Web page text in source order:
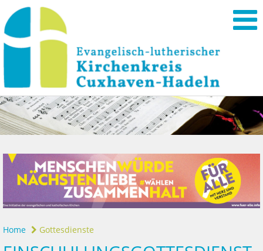
Home Gottesdienste